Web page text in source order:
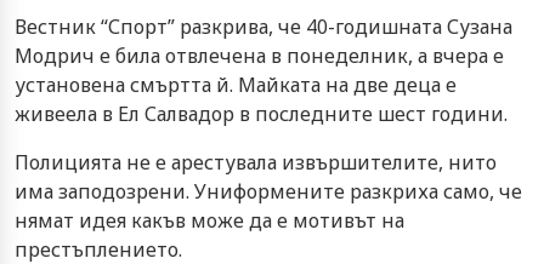
Вестник “Спорт” разкрива, че 40-годишната Сузана
Модрич е била отвлечена в понеделник, а вчера е
установена смъртта й. Майката на две деца е
живеела в Ел Салвадор в последните шест години.
Полицията не е арестувала извършителите, нито
има заподозрени. Униформените разкриха само, че
нямат идея какъв може да е мотивът на
престъплението.